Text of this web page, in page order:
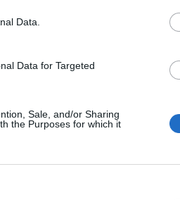
Data.
Data for Targeted
Sale, and/or Sharing
the Purposes for which it
esetén forduljon a blog
bye
hírtéma